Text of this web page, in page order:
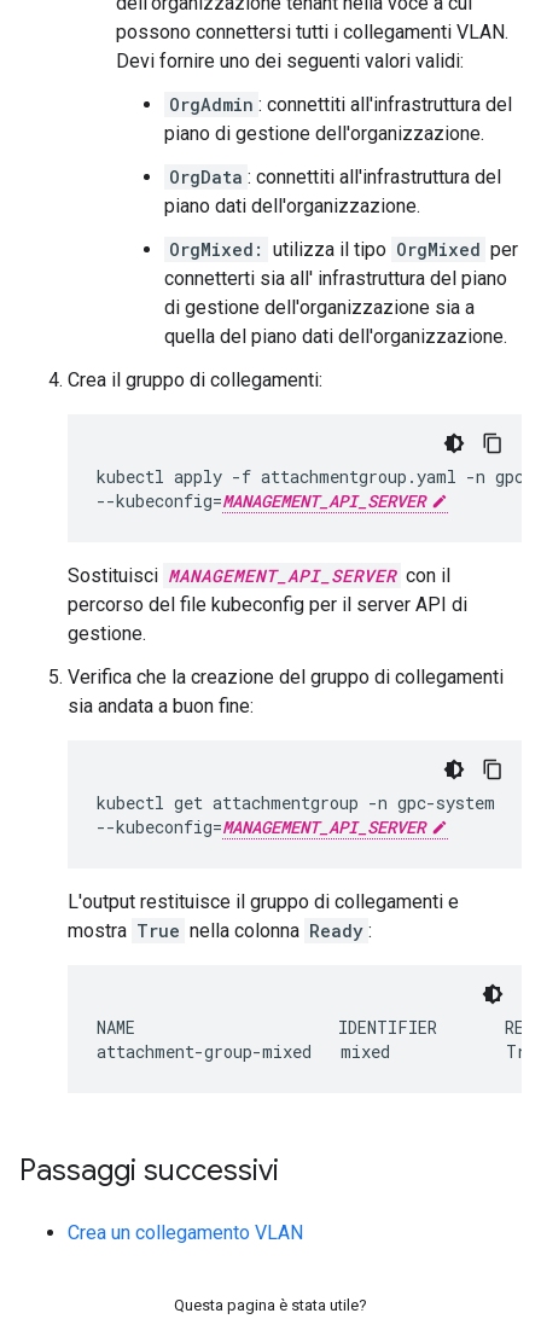
possono connettersi tutti i collegamenti VLAN.
Devi fornire uno dei seguenti valori validi:
OrgAdmin : connettiti all'infrastruttura del
piano di gestione dell'organizzazione.
OrgData : connettiti all'infrastruttura del
piano dati dell'organizzazione.
OrgMixed: utilizza il tipo OrgMixed per
connetterti sia all' infrastruttura del piano
di gestione dell'organizzazione sia a
quella del piano dati dell'organizzazione.
Crea il gruppo di collegamenti:
kubectl apply -f attachmentgroup.yaml -n gpc-
--kubeconfig=MANAGEMENT_API_SERVER
Sostituisci MANAGEMENT_API_SERVER con il
percorso del file kubeconfig per il server API di
gestione.
Verifica che la creazione del gruppo di collegamenti
sia andata a buon fine:
kubectl get attachmentgroup -n gpc-system
--kubeconfig=MANAGEMENT_API_SERVER
L'output restituisce il gruppo di collegamenti e
mostra True nella colonna Ready :
NAME                     IDENTIFIER
Passaggi successivi
Crea un collegamento VLAN
Questa pagina è stata utile?